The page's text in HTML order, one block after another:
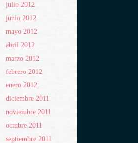
julio 2012
junio 2012
mayo 2012
abril 2012
marzo 2012
febrero 2012
enero 2012
diciembre 2011
noviembre 2011
octubre 2011
septiembre 2011